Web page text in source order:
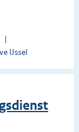
IJssel